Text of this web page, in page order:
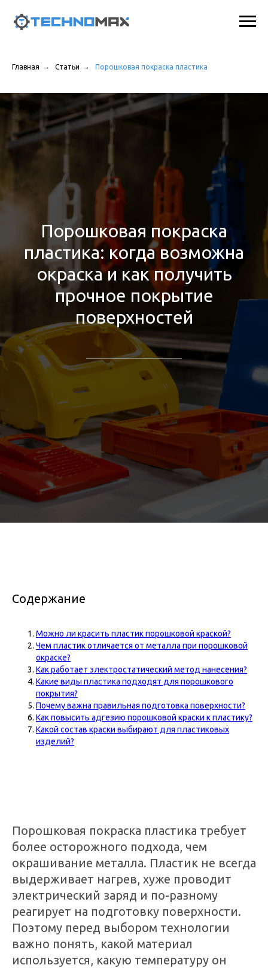
Главная → Статьи → Порошковая покраска пластика
Порошковая покраска
пластика: когда возможна
окраска и как получить
прочное покрытие
поверхностей
Содержание
Можно ли красить пластик порошковой краской?
Чем пластик отличается от металла при порошковой
окраске?
Как работает электростатический метод нанесения?
Какие виды пластика подходят для порошкового
покрытия?
Почему важна правильная подготовка поверхности?
Как повысить адгезию порошковой краски к пластику?
Какой состав краски выбирают для пластиковых
изделий?
Порошковая покраска пластика требует
более осторожного подхода, чем
окрашивание металла. Пластик не всегда
выдерживает нагрев, хуже проводит
электрический заряд и по-разному
реагирует на подготовку поверхности.
Поэтому перед выбором технологии
важно понять, какой материал
используется, какую температуру он